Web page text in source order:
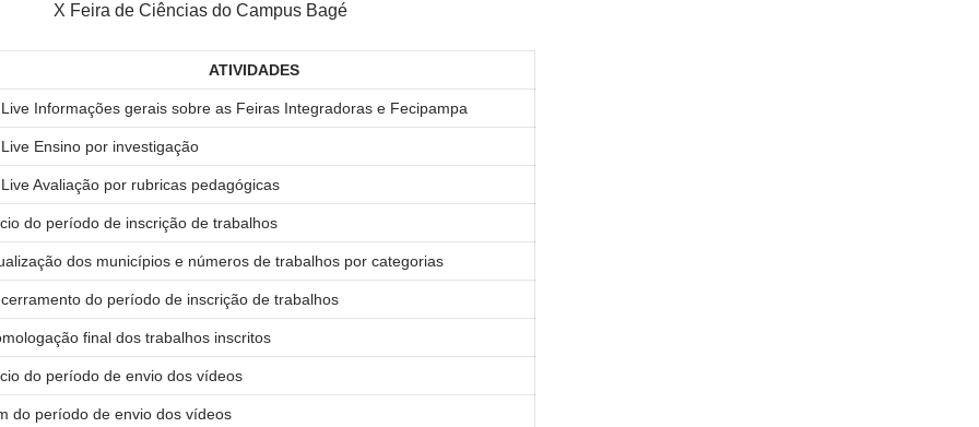
X Feira de Ciências do Campus Bagé
ATIVIDADES
Live Informações gerais sobre as Feiras Integradoras e Fecipampa
Live Ensino por investigação
Live Avaliação por rubricas pedagógicas
do período de inscrição de trabalhos
dos municípios e números de trabalhos por categorias
do período de inscrição de trabalhos
final dos trabalhos inscritos
do período de envio dos vídeos
do período de envio dos vídeos